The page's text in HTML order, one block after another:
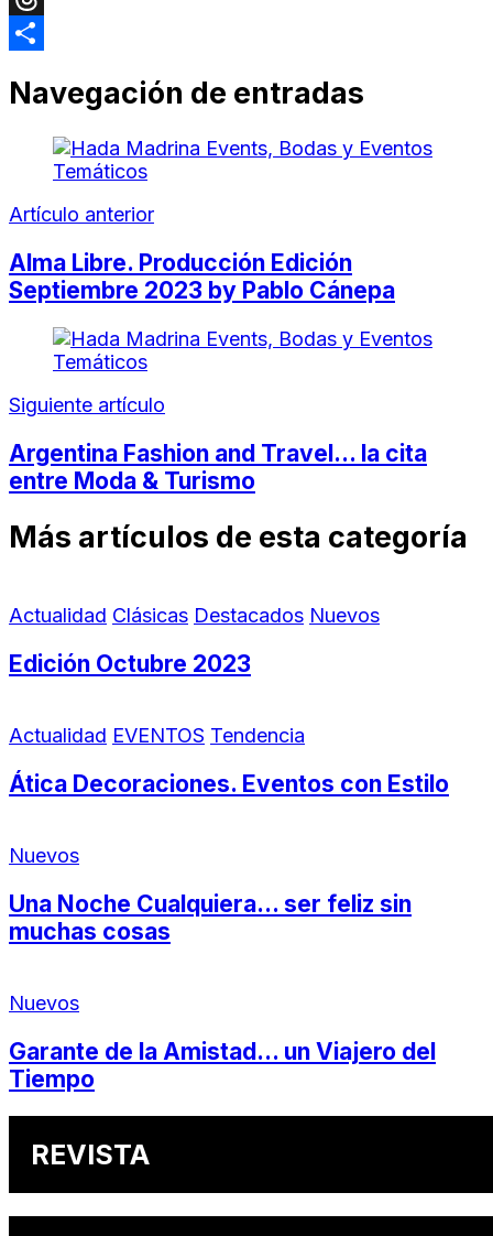
Threads
Navegación de entradas
Artículo anterior
Alma Libre. Producción Edición
Septiembre 2023 by Pablo Cánepa
Siguiente artículo
Argentina Fashion and Travel… la cita
entre Moda & Turismo
Más artículos de esta categoría
Actualidad Clásicas Destacados Nuevos
Edición Octubre 2023
Actualidad EVENTOS Tendencia
Ática Decoraciones. Eventos con Estilo
Nuevos
Una Noche Cualquiera… ser feliz sin
muchas cosas
Nuevos
Garante de la Amistad… un Viajero del
Tiempo
REVISTA